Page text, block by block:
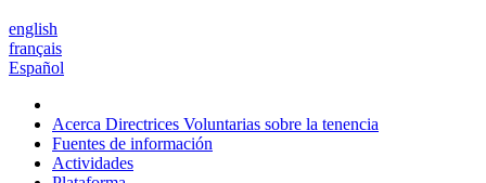
english
français
Español
Acerca Directrices Voluntarias sobre la tenencia
Fuentes de información
Actividades